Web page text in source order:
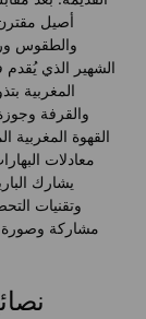
أصيل مقترن
والطقوس
الشهير الذي يُقدم
المغربية
والقرفة
القهوة المغربية
معادلات
يشارك
وتقنيات
مشاركة